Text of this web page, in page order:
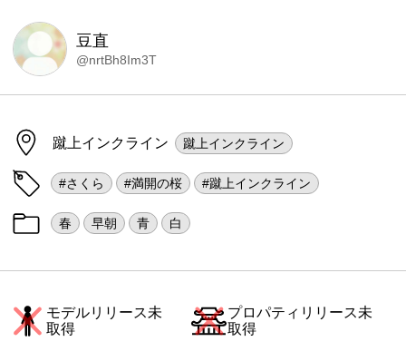
豆直
@nrtBh8Im3T
蹴上インクライン 蹴上インクライン
#さくら #満開の桜 #蹴上インクライン
春 早朝 青 白
モデルリリース未
取得
プロパティリリース未
取得